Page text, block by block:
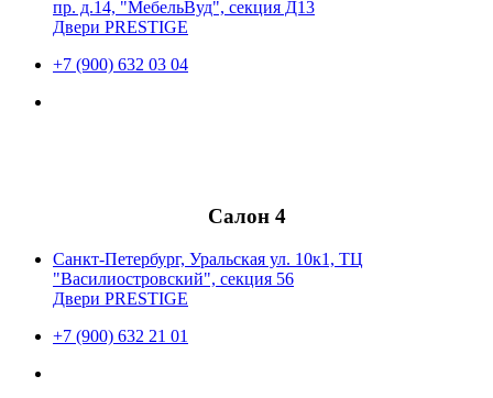
пр. д.14, "МебельВуд", секция Д13
Двери PRESTIGE
+7 (900) 632 03 04
Салон 4
Санкт-Петербург, Уральская ул. 10к1, ТЦ
"Василиостровский", секция 56
Двери PRESTIGE
+7 (900) 632 21 01